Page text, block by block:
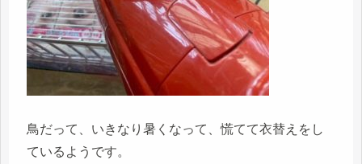
鳥だって、いきなり暑くなって、慌てて衣替えをし
ているようです。